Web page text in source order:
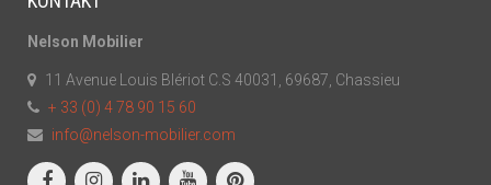
Nelson Mobilier
11 Avenue Louis Blériot C.S 40031, 69687, Chassieu
+ 33 (0) 4 78 90 15 60
info@nelson-mobilier.com